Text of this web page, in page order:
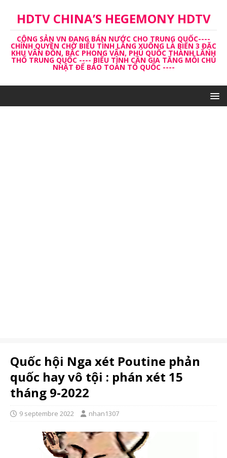
HDTV CHINA’S HEGEMONY HDTV
CỘNG SẢN VN ĐANG BÁN NƯỚC CHO TRUNG QUỐC----
CHÍNH QUYỀN CHỜ BIỂU TÌNH LẮNG XUỐNG LÀ BIẾN 3 ĐẶC
KHU VÂN ĐỒN, BẮC PHONG VÂN, PHÚ QUỐC THÀNH LĂNH
THỔ TRUNG QUỐC ---- BIỂU TÌNH CẦN GIA TĂNG MỖI CHỦ
NHẬT ĐỂ BẢO TOÀN TỔ QUỐC ----
Quốc hội Nga xét Poutine phản
quốc hay vô tội : phán xét 15
tháng 9-2022
9 septembre 2022 nhan1307